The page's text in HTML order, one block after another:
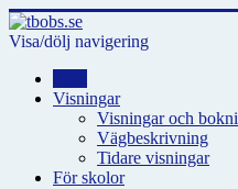
Visa/dölj navigering
Visningar
Visningar och
Vägbeskrivning
Tidare visningar
För skolor